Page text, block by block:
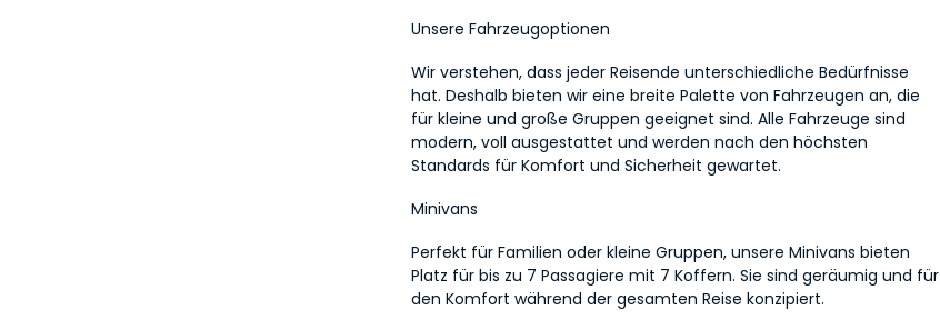
Unsere Fahrzeugoptionen
Wir verstehen, dass jeder Reisende unterschiedliche Bedürfnisse
hat. Deshalb bieten wir eine breite Palette von Fahrzeugen an, die
für kleine und große Gruppen geeignet sind. Alle Fahrzeuge sind
modern, voll ausgestattet und werden nach den höchsten
Standards für Komfort und Sicherheit gewartet.
Minivans
Perfekt für Familien oder kleine Gruppen, unsere Minivans bieten
Platz für bis zu 7 Passagiere mit 7 Koffern. Sie sind geräumig und für
den Komfort während der gesamten Reise konzipiert.